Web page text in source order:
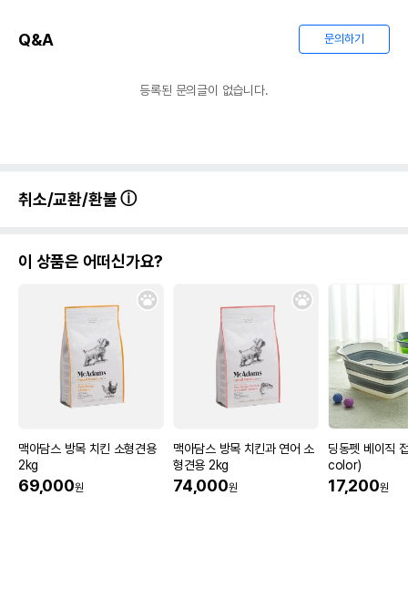
Q&A 문의하기
등록된 문의글이 없습니다.
취소/교환/환불
이 상품은 어떠신가요?
맥아담스 방목 치킨 소형견용
2kg
69,000원
맥아담스 방목 치킨과 연어 소
형견용 2kg
74,000원
딩동펫 베이직
color)
17,200원